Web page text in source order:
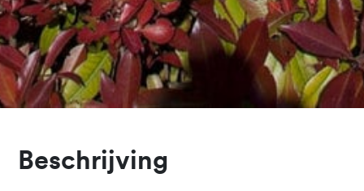
Beschrijving